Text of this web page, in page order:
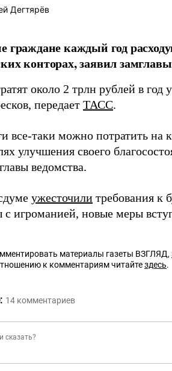
Дегтярёв
граждане каждый год
конторах, заявил
около 2 трлн рублей в
передает ТАСС.
все-таки можно потратить на
улучшения своего
ведомства.
ужесточили требования к
с игроманией, новые меры
материалы газеты ВЗГЛЯД,
к комментариям читайтездесь.
14 комментариев